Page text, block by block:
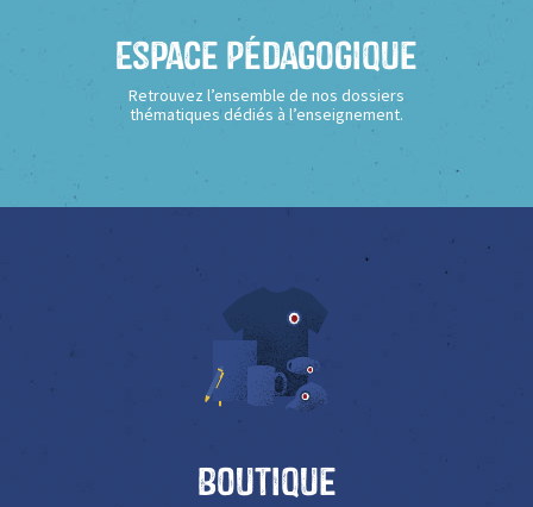
Espace Pédagogique
Retrouvez l’ensemble de nos dossiers
thématiques dédiés à l’enseignement.
Boutique